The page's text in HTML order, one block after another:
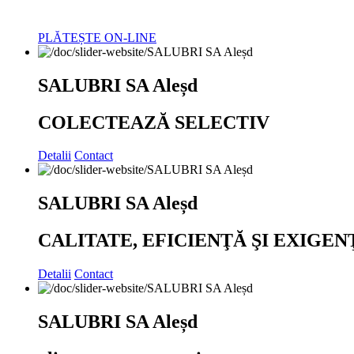
PLĂTEȘTE ON-LINE
SALUBRI SA Aleșd
COLECTEAZĂ SELECTIV
Detalii Contact
SALUBRI SA Aleșd
CALITATE, EFICIENŢĂ ŞI
Detalii Contact
SALUBRI SA Aleșd